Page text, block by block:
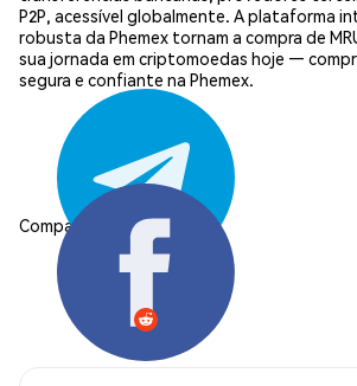
P2P, acessível globalmente. A plataforma
robusta da Phemex tornam a compra de
sua jornada em criptomoedas hoje —
segura e confiante na Phemex.
Compartilhar: